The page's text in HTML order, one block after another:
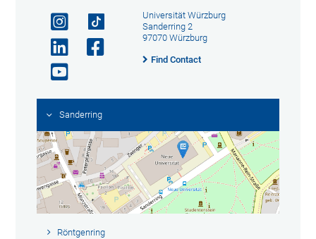
Universität Würzburg
Sanderring 2
97070 Würzburg
Find Contact
Sanderring
Röntgenring